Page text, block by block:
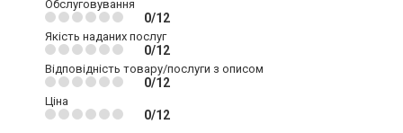
Обслуговування
0/12
Якість наданих послуг
0/12
Відповідність товару/послуги з описом
0/12
Ціна
0/12